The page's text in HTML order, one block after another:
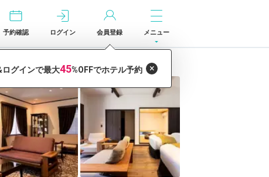
予約確認 ログイン 会員登録 メニュー